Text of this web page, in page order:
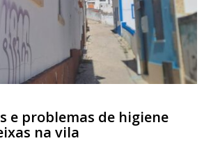
e problemas de higiene
na vila